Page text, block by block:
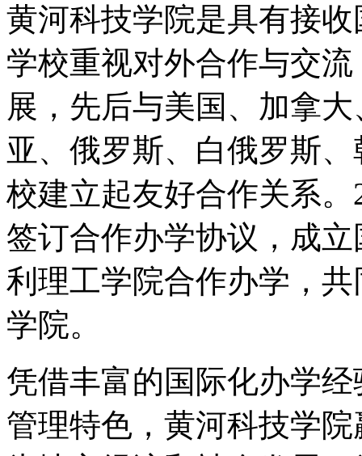
黄河科技学院是具有接
学校重视对外合作与交
展，先后与美国、加拿
亚、俄罗斯、白俄罗斯
校建立起友好合作关系
签订合作办学协议，成
利理工学院合作办学，
学院。
凭借丰富的国际化办学
管理特色，黄河科技学